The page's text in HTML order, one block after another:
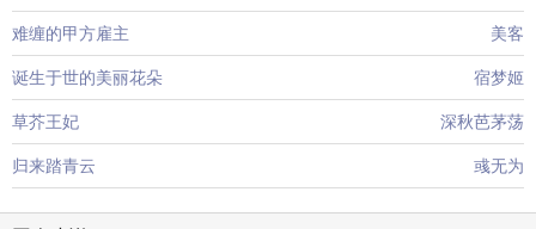
难缠的甲方雇主 美客
诞生于世的美丽花朵 宿梦姬
草芥王妃 深秋芭茅荡
归来踏青云 彧无为